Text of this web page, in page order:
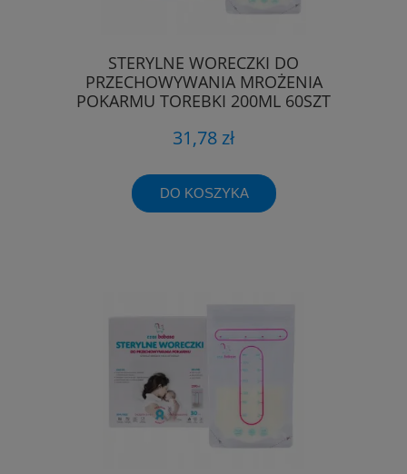
STERYLNE WORECZKI DO
PRZECHOWYWANIA MROŻENIA
POKARMU TOREBKI 200ML 60SZT
31,78 zł
DO KOSZYKA